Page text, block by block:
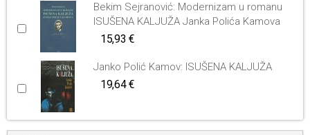
Bekim Sejranović: Modernizam u romanu
ISUŠENA KALJUŽA Janka Polića Kamova
15,93 €
Janko Polić Kamov: ISUŠENA KALJUŽA
19,64 €